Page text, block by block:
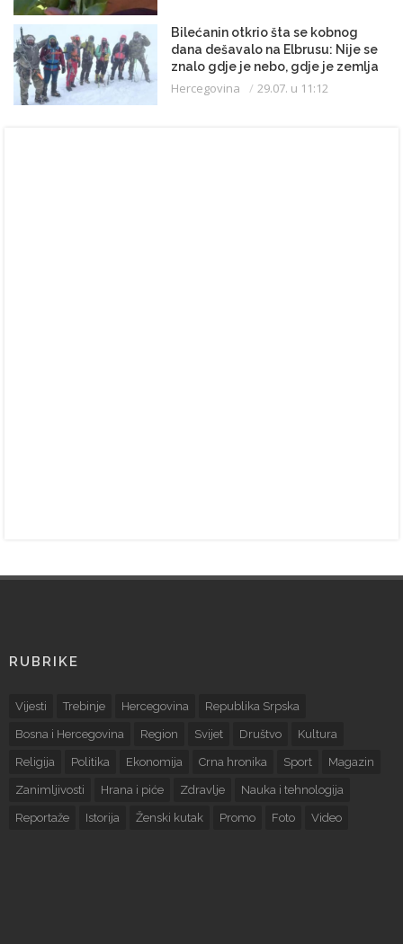
Bilećanin otkrio šta se kobnog
dana dešavalo na Elbrusu: Nije se
znalo gdje je nebo, gdje je zemlja
Hercegovina 29.07. u 11:12
RUBRIKE
Vijesti Trebinje Hercegovina Republika Srpska
Bosna i Hercegovina Region Svijet Društvo Kultura
Religija Politika Ekonomija Crna hronika Sport Magazin
Zanimljivosti Hrana i piće Zdravlje Nauka i tehnologija
Reportaže Istorija Ženski kutak Promo Foto Video